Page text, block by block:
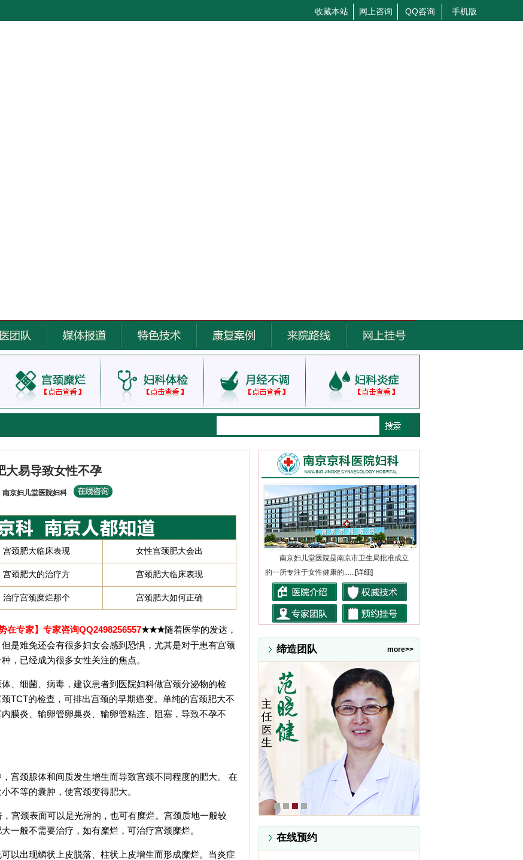
收藏本站 网上咨询 QQ咨询 手机版
大易导致女性不孕
南京妇儿堂医院妇科
宫颈肥大临床表现 女性宫颈肥大会出
宫颈肥大的治疗方 宫颈肥大临床表现
治疗宫颈糜烂那个 宫颈肥大如何正确
在专家】 专家咨询QQ2498256557★★★随着医学的发达，
是难免还会有很多妇女会感到恐惧，尤其是对于患有宫颈
，已经成为很多女性关注的焦点。
细菌、病毒，建议患者到医院妇科做宫颈分泌物的检
TCT的检查，可排出宫颈的早期癌变。单纯的宫颈肥大不
膜炎、输卵管卵巢炎、输卵管粘连、阻塞，导致不孕不
颈腺体和间质发生增生而导致宫颈不同程度的肥大。 在
不等的囊肿，使宫颈变得肥大。
颈表面可以是光滑的，也可有糜烂。宫颈质地一般较
一般不需要治疗，如有糜烂，可治疗宫颈糜烂。
出现鳞状上皮脱落、柱状上皮增生而形成糜烂。当炎症
南京妇儿堂医院是南京市卫生局批准成立
的一所专注于女性健康的......[详细]
more>>
缔造团队
在线预约